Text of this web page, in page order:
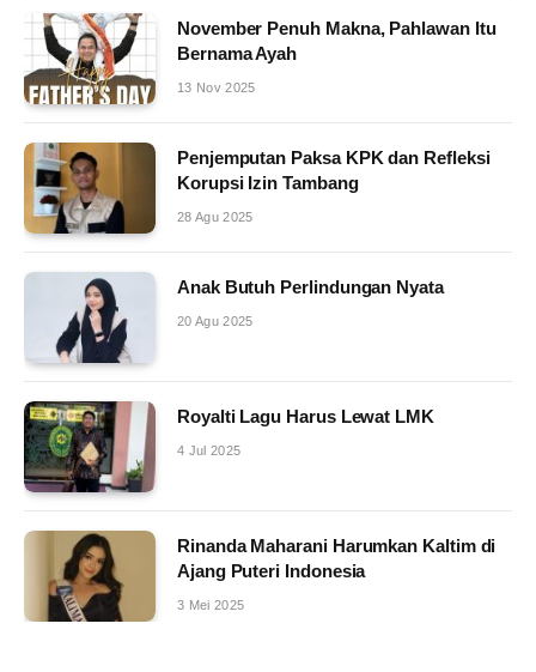
November Penuh Makna, Pahlawan Itu
Bernama Ayah
13 Nov 2025
Penjemputan Paksa KPK dan Refleksi
Korupsi Izin Tambang
28 Agu 2025
Anak Butuh Perlindungan Nyata
20 Agu 2025
Royalti Lagu Harus Lewat LMK
4 Jul 2025
Rinanda Maharani Harumkan Kaltim di
Ajang Puteri Indonesia
3 Mei 2025